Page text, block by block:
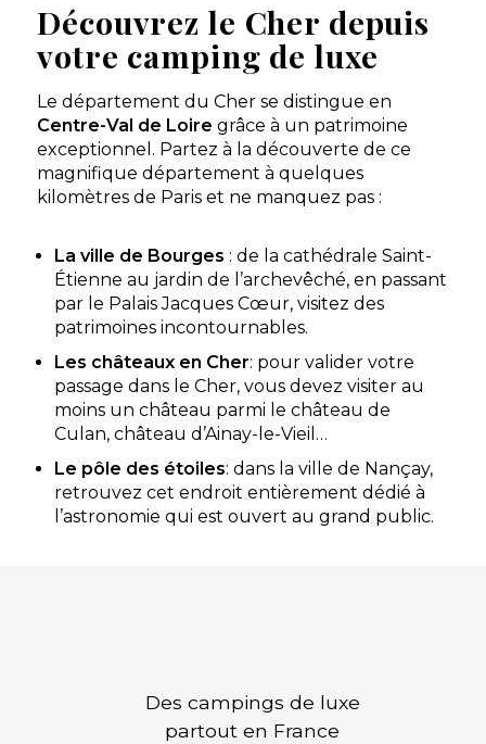
Découvrez le Cher depuis
votre camping de luxe
Le département du Cher se distingue en
Centre-Val de Loire grâce à un patrimoine
exceptionnel. Partez à la découverte de ce
magnifique département à quelques
kilomètres de Paris et ne manquez pas :
La ville de Bourges : de la cathédrale Saint-
Étienne au jardin de l’archevêché, en passant
par le Palais Jacques Cœur, visitez des
patrimoines incontournables.
Les châteaux en Cher: pour valider votre
passage dans le Cher, vous devez visiter au
moins un château parmi le château de
Culan, château d’Ainay-le-Vieil…
Le pôle des étoiles: dans la ville de Nançay,
retrouvez cet endroit entièrement dédié à
l’astronomie qui est ouvert au grand public.
Des campings de luxe
partout en France